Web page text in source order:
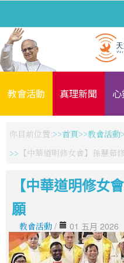
教會活動 真理新聞
你目前位置: 首頁 教會活動
【中華道明修女會】孫慧茹
【中華道明修女
願
教會活動 / 01 五月 2026